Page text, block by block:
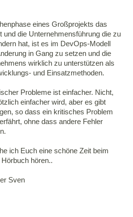
eines Großprojekts das
und die Unternehmensführung die zu
hat, ist es im DevOps-Modell
in Gang zu setzen und die
wirklich zu unterstützen als
und Einsatzmethoden.
Probleme ist einfacher. Nicht,
einfacher wird, aber es gibt
so dass ein kritisches Problem
ohne dass andere Fehler
ich Euch eine schöne Zeit beim
hören..
Sven